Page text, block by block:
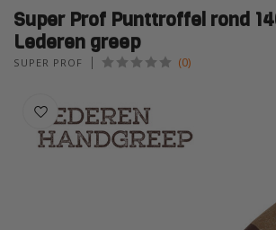
Super Prof Punttroffel rond
Lederen greep
SUPER PROF (0)